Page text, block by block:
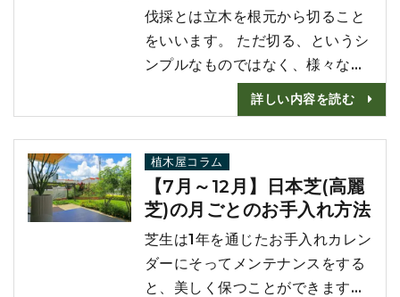
くご紹介します！ 藤の剪定は夏
と冬の2回！ 藤の剪定は夏と冬で
すが、それぞれ目的･･･
伐採とは立木を根元から切ること
をいいます。 ただ切る、というシ
ンプルなものではなく、様々なこ
とを考慮する必要があります。 枝
や葉を切って樹形を整える剪定と
同様に伐採も適した時期というの
があります。 この記事では伐採
の目的や、伐採に適した時期など
を詳しく解説します。 伐採をご検
討中の方は、ぜひ最後までご覧く
ださい(^_^)/ 伐採の目的とは ご
自宅のお･･･
詳しい内容を読む
植木屋コラム
【7月～12月】日本芝(高麗
芝)の月ごとのお手入れ方法
芝生は1年を通じたお手入れカレン
ダーにそってメンテナンスをする
と、美しく保つことができます。